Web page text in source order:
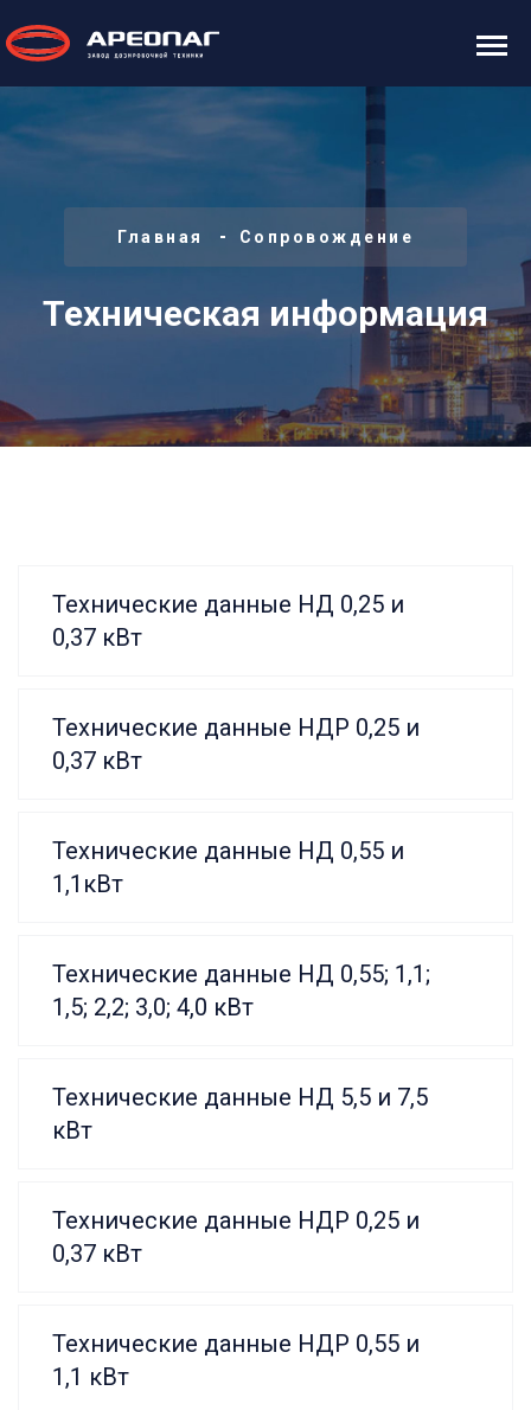
Главная Сопровождение
Техническая информация
Технические данные НД 0,25 и
0,37 кВт
Технические данные НДР 0,25 и
0,37 кВт
Технические данные НД 0,55 и
1,1кВт
Технические данные НД 0,55; 1,1;
1,5; 2,2; 3,0; 4,0 кВт
Технические данные НД 5,5 и 7,5
кВт
Технические данные НДР 0,25 и
0,37 кВт
Технические данные НДР 0,55 и
1,1 кВт